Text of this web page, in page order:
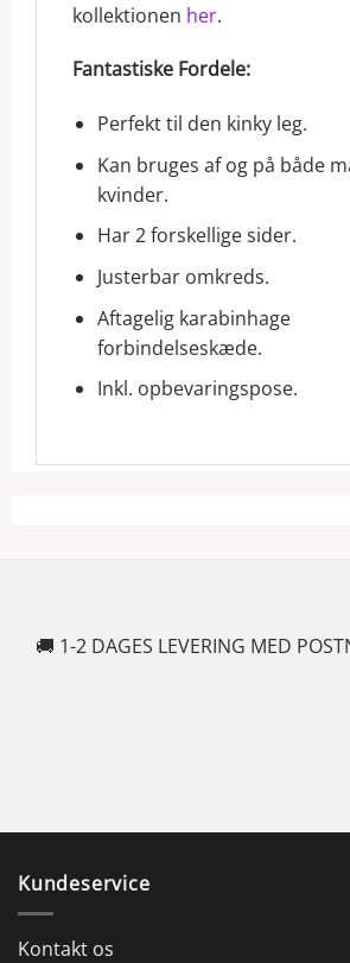
kollektionen her.
Fantastiske Fordele:
Perfekt til den kinky leg.
Kan bruges af og på både
kvinder.
Har 2 forskellige sider.
Justerbar omkreds.
Aftagelig karabinhage
forbindelseskæde.
Inkl. opbevaringspose.
🚚 1-2 DAGES LEVERING MED
Kundeservice
Kontakt os